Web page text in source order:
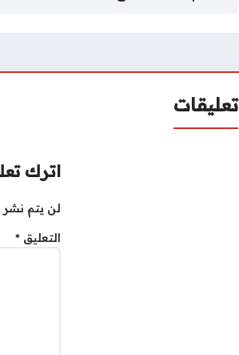
تعليقات
اترك
لن يتم نشر
التعليق *